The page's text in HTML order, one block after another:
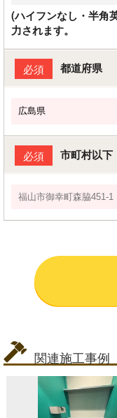
(ハイフンなし・半角
力されます。
必須 都道府県
必須 市町村以下
関連施工事例